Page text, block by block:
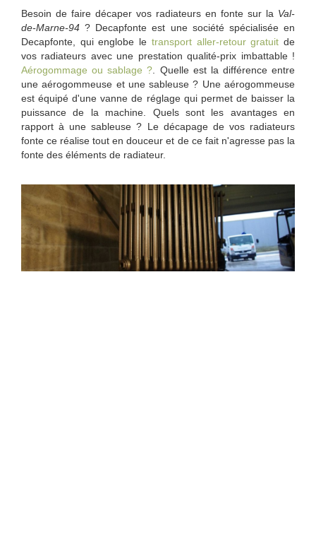
Besoin de faire décaper vos radiateurs en fonte sur la Val-
de-Marne-94 ? Decapfonte est une société spécialisée en
Decapfonte, qui englobe le transport aller-retour gratuit de
vos radiateurs avec une prestation qualité-prix imbattable !
Aérogommage ou sablage ? . Quelle est la différence entre
une aérogommeuse et une sableuse ? Une aérogommeuse
est équipé d'une vanne de réglage qui permet de baisser la
puissance de la machine. Quels sont les avantages en
rapport à une sableuse ? Le décapage de vos radiateurs
fonte ce réalise tout en douceur et de ce fait n'agresse pas la
fonte des éléments de radiateur.